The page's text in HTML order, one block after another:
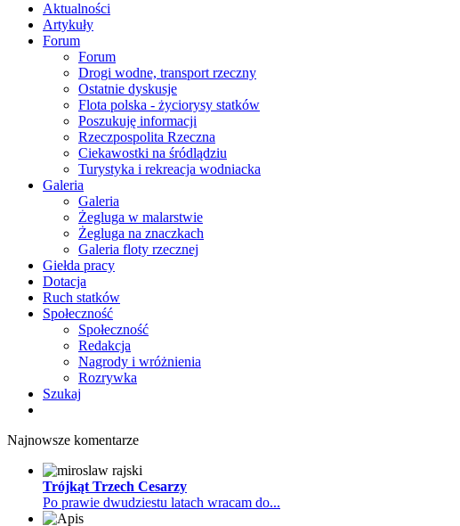
Aktualności
Artykuły
Forum
Forum
Drogi wodne, transport rzeczny
Ostatnie dyskusje
Flota polska - życiorysy statków
Poszukuję informacji
Rzeczpospolita Rzeczna
Ciekawostki na śródlądziu
Turystyka i rekreacja wodniacka
Galeria
Galeria
Żegluga w malarstwie
Żegluga na znaczkach
Galeria floty rzecznej
Giełda pracy
Dotacja
Ruch statków
Społeczność
Społeczność
Redakcja
Nagrody i wróżnienia
Rozrywka
Szukaj
Najnowsze komentarze
Trójkąt Trzech Cesarzy
Po prawie dwudziestu latach wracam do...